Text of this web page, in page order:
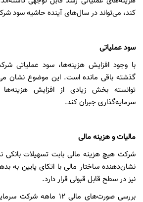
کند، می‌تواند در سال‌های آینده حاشیه سود
سود عملیاتی
با وجود افزایش هزینه‌ها، سود عملیاتی
گذشته باقی مانده است. این موضوع نشان
توانسته بخش زیادی از افزایش
سرمایه‌گذاری جبران کند.
مالیات و هزینه مالی
شرکت هیچ هزینه مالی بابت تسهیلات بانکی
نشان‌دهنده ساختار مالی با اتکای پایین به
نیز در سطح قابل قبولی قرار دارد.
بررسی صورت‌های مالی۱۲ ماهه شرکت